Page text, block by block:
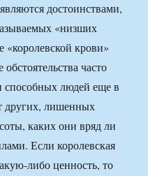
достоинствами,
«низших
крови»
часто
людей еще в
других, лишенных
каких они вряд ли
Если королевская
либо ценность, то